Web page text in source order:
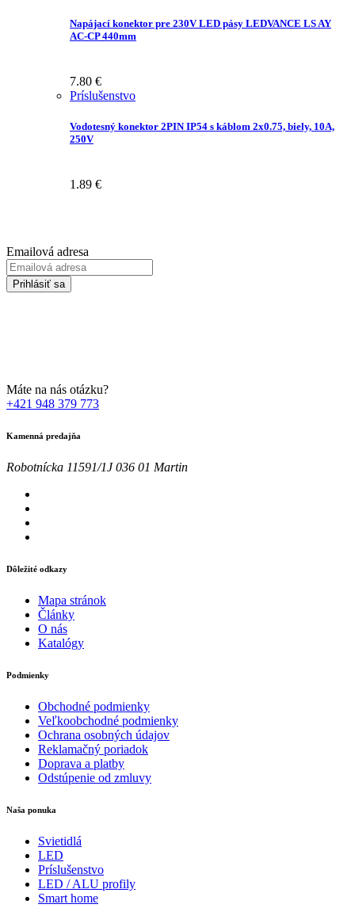
Napájací konektor pre 230V LED pásy LEDVANCE LS AY
AC-CP 440mm
7.80 €
Príslušenstvo
Vodotesný konektor 2PIN IP54 s káblom 2x0.75, biely, 10A,
250V
1.89 €
Emailová adresa
Prihlásiť sa
Máte na nás otázku?
+421 948 379 773
Kamenná predajňa
Robotnícka 11591/1J 036 01 Martin
Dôležité odkazy
Mapa stránok
Články
O nás
Katalógy
Podmienky
Obchodné podmienky
Veľkoobchodné podmienky
Ochrana osobných údajov
Reklamačný poriadok
Doprava a platby
Odstúpenie od zmluvy
Naša ponuka
Svietidlá
LED
Príslušenstvo
LED / ALU profily
Smart home